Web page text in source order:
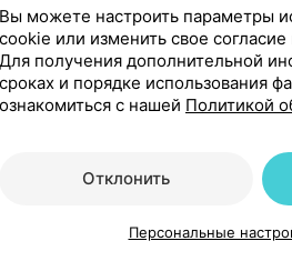
использованию этого
наблюдались,
(≥1/1000 до <1/100), редко
Вы можете настроить параметры
cookie или изменить свое
Для получения дополнительной
сроках и порядке использования
ознакомиться с нашей Политикой
Отклонить
Персональные